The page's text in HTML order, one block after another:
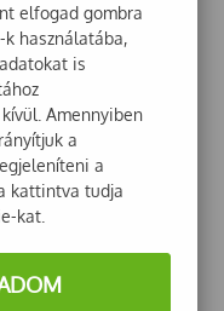
elfogad gombra
használatába,
is
Amennyiben
a
a
kattintva tudja
kat.